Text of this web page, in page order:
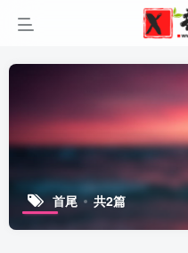
首尾 共2篇